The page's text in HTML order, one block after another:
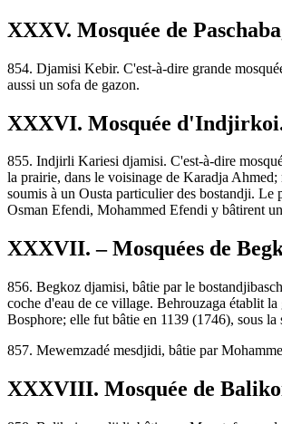
XXXV. Mosquée de
854. Djamisi Kebir. C'est-à-dire grande
aussi un sofa de gazon.
XXXVI. Mosquée
855. Indjirli Kariesi djamisi. C'est-à-dire
la prairie, dans le voisinage de Karadja
soumis à un Ousta particulier des bostandji.
Osman Efendi, Mohammed Efendi y bâtirent
XXXVII. – Mosquées de
856. Begkoz djamisi, bâtie par le
coche d'eau de ce village. Behrouzaga établit
Bosphore; elle fut bâtie en 1139 (1746), sous
857. Mewemzadé mesdjidi, bâtie par
XXXVIII. Mosquée de